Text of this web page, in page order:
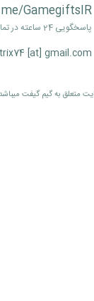
GamegiftsIR
پاسخگویی 24 ساعته در تمام ساعات روز
[at] gmail.com
متعلق به گیم گیفت